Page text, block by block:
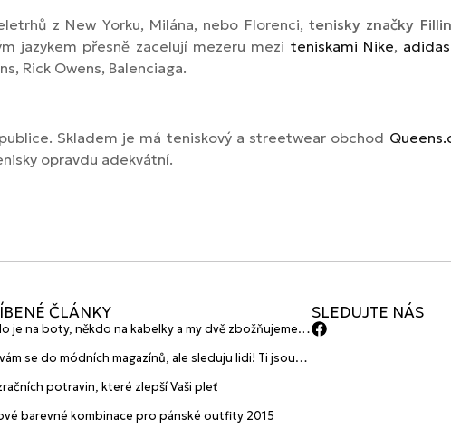
z New Yorku, Milána, nebo Florenci, tenisky značky
jazykem přesně zacelují mezeru mezi teniskami Nike, adidas
Rick Owens, Balenciaga.
Skladem je má teniskový a streetwear obchod
opravdu adekvátní.
ČLÁNKY
je na boty, někdo na kabelky a my dvě zbožňujeme
HANAJANA Swimwear
se do módních magazínů, ale sleduju lidi! Ti jsou
potravin, které zlepší Vaši pleť
barevné kombinace pro pánské outfity 2015
SLEDUJTE NÁS